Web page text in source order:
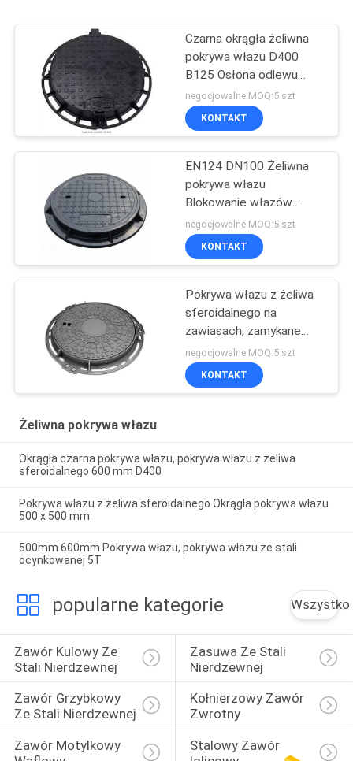
Czarna okrągła żeliwna
pokrywa włazu D400
B125 Osłona odlewu
piaskowego
negocjowalne MOQ:5 szt
KONTAKT
EN124 DN100 Żeliwna
pokrywa włazu
Blokowanie włazów
opadowych Malowanie
powierzchni
negocjowalne MOQ:5 szt
KONTAKT
Pokrywa włazu z żeliwa
sferoidalnego na
zawiasach, zamykane
pokrywy włazów EN124
DN400
negocjowalne MOQ:5 szt
KONTAKT
Żeliwna pokrywa włazu
Okrągła czarna pokrywa włazu, pokrywa włazu z żeliwa
sferoidalnego 600 mm D400
Pokrywa włazu z żeliwa sferoidalnego Okrągła pokrywa włazu
500 x 500 mm
500mm 600mm Pokrywa włazu, pokrywa włazu ze stali
ocynkowanej 5T
popularne kategorie Wszystko
Zawór Kulowy Ze
Stali Nierdzewnej
Zasuwa Ze Stali
Nierdzewnej
Zawór Grzybkowy
Ze Stali Nierdzewnej
Kołnierzowy Zawór
Zwrotny
Zawór Motylkowy
Stalowy Zawór